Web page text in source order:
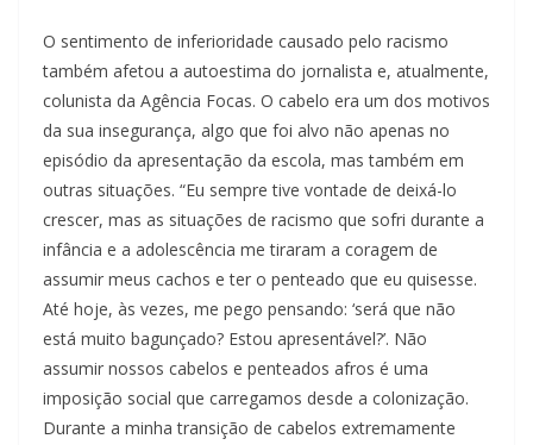
O sentimento de inferioridade causado pelo racismo
também afetou a autoestima do jornalista e, atualmente,
colunista da Agência Focas. O cabelo era um dos motivos
da sua insegurança, algo que foi alvo não apenas no
episódio da apresentação da escola, mas também em
outras situações. “Eu sempre tive vontade de deixá-lo
crescer, mas as situações de racismo que sofri durante a
infância e a adolescência me tiraram a coragem de
assumir meus cachos e ter o penteado que eu quisesse.
Até hoje, às vezes, me pego pensando: ‘será que não
está muito bagunçado? Estou apresentável?’. Não
assumir nossos cabelos e penteados afros é uma
imposição social que carregamos desde a colonização.
Durante a minha transição de cabelos extremamente